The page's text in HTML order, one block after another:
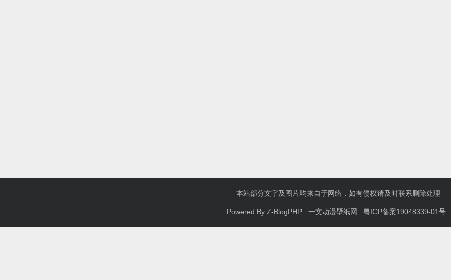
本站部分文字及图片均来自于网络，如有侵权请及时联系删除处理
Powered By Z-BlogPHP 一文动漫壁纸网 粤ICP备案19048339-01号